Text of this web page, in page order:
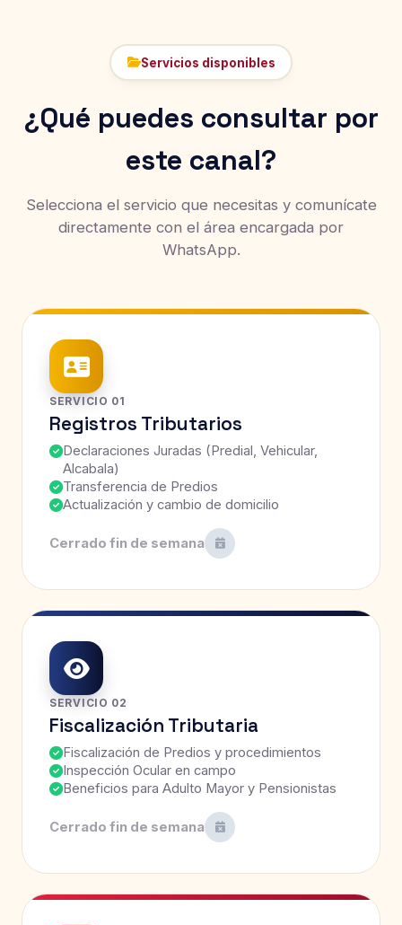
Servicios disponibles
¿Qué puedes consultar por
este canal?
Selecciona el servicio que necesitas y comunícate
directamente con el área encargada por
WhatsApp.
SERVICIO 01
Registros Tributarios
Declaraciones Juradas (Predial, Vehicular,
Alcabala)
Transferencia de Predios
Actualización y cambio de domicilio
Cerrado fin de semana
SERVICIO 02
Fiscalización Tributaria
Fiscalización de Predios y procedimientos
Inspección Ocular en campo
Beneficios para Adulto Mayor y Pensionistas
Cerrado fin de semana